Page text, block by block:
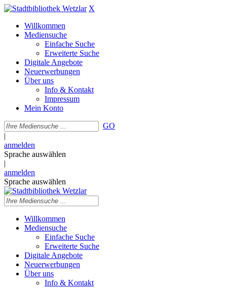
X
Willkommen
Mediensuche
Einfache Suche
Erweiterte Suche
Digitale Angebote
Neuerwerbungen
Über uns
Info & Kontakt
Impressum
Mein Konto
GO
|
anmelden
Sprache auswählen
|
anmelden
Sprache auswählen
Willkommen
Mediensuche
Einfache Suche
Erweiterte Suche
Digitale Angebote
Neuerwerbungen
Über uns
Info & Kontakt